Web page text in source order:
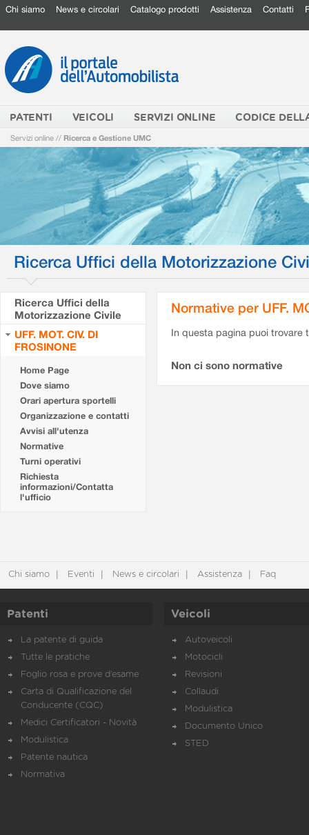
Chi siamo News e circolari Catalogo prodotti Assistenza Contatti
PATENTI VEICOLI SERVIZI ONLINE CODICE
Servizi online // Ricerca e Gestione UMC
Ricerca Uffici della Motorizzazione
Ricerca Uffici della
Motorizzazione Civile
UFF. MOT. CIV. DI
FROSINONE
Home Page
Dove siamo
Orari apertura sportelli
Organizzazione e contatti
Avvisi all'utenza
Normative
Turni operativi
Richiesta
informazioni/Contatta
l'ufficio
Normative per UFF.
In questa pagina puoi
Non ci sono normative
Chi siamo Eventi News e circolari Assistenza Faq
Patenti
La patente di guida
Tutte le pratiche
Foglio rosa e prove d’esame
Carta di Qualificazione del
Conducente (CQC)
Medici Certificatori - Novità
Modulistica
Patente nautica
Normativa
Veicoli
Autoveicoli
Motocicli
Revisioni
Collaudi
Modulistica
Documento Unico
STED